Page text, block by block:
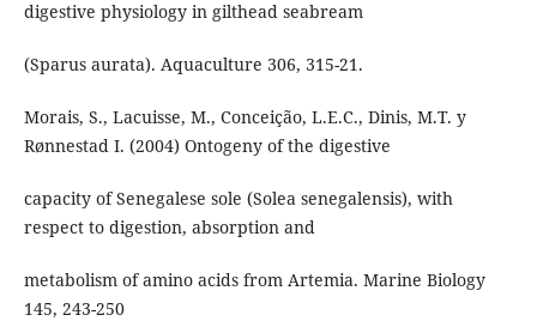
digestive physiology in gilthead seabream
(Sparus aurata). Aquaculture 306, 315-21.
Morais, S., Lacuisse, M., Conceição, L.E.C., Dinis, M.T. y
Rønnestad I. (2004) Ontogeny of the digestive
capacity of Senegalese sole (Solea senegalensis), with
respect to digestion, absorption and
metabolism of amino acids from Artemia. Marine Biology
145, 243-250